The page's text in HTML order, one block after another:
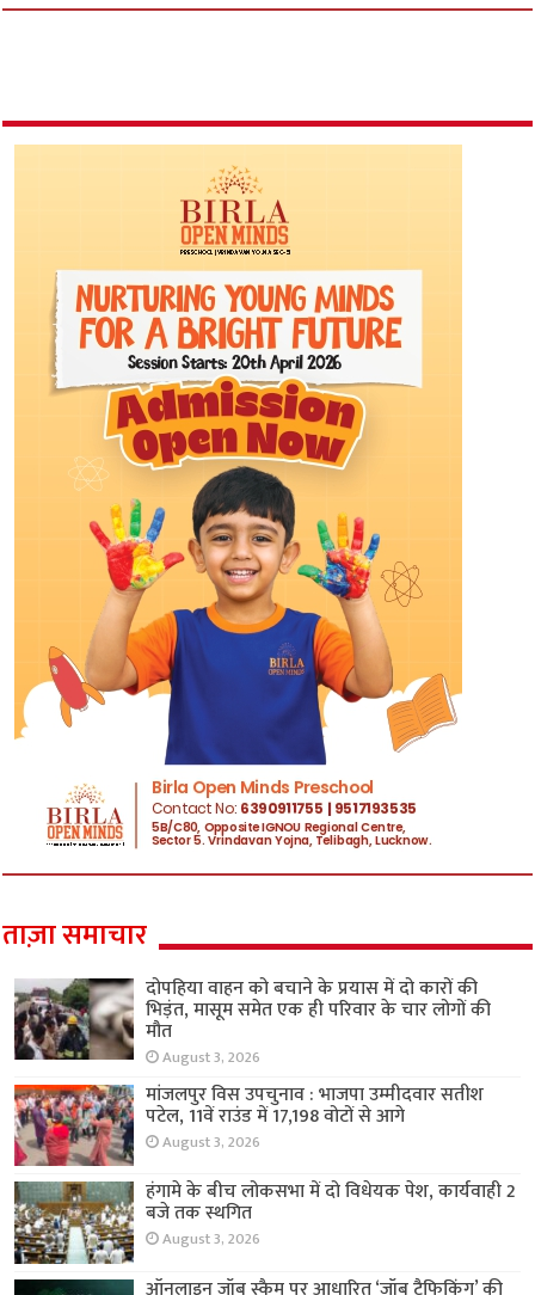
ताज़ा समाचार
दोपहिया वाहन को बचाने के प्रयास में दो कारों की
भिड़ंत, मासूम समेत एक ही परिवार के चार लोगों की
मौत
August 3, 2026
मांजलपुर विस उपचुनाव : भाजपा उम्मीदवार सतीश
पटेल, 11वें राउंड में 17,198 वोटों से आगे
August 3, 2026
हंगामे के बीच लोकसभा में दो विधेयक पेश, कार्यवाही 2
बजे तक स्थगित
August 3, 2026